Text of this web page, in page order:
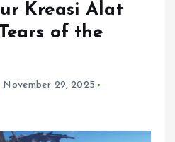
Kreasi Alat
of the
November 29, 2025